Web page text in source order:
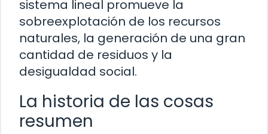
sistema lineal promueve la
sobreexplotación de los recursos
naturales, la generación de una gran
cantidad de residuos y la
desigualdad social.
La historia de las cosas
resumen